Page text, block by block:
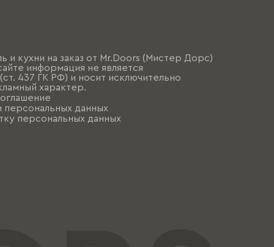
и кухни на заказ от Mr.Doors (Мистер Дорс)
информация не является
437 ГК РФ) и носит исключительно
характер.
персональных данных
персональных данных